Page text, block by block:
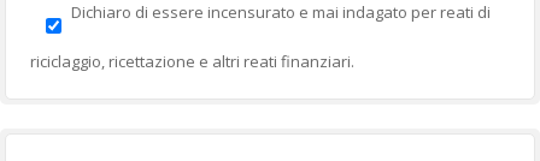
Dichiaro di essere incensurato e mai indagato per reati di
riciclaggio, ricettazione e altri reati finanziari.